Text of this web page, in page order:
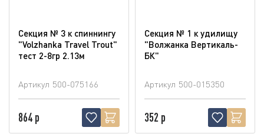
Секция № 3 к спиннингу
"Volzhanka Travel Trout"
тест 2-8гр 2.13м
Артикул 500-075166
864 р
Секция № 1 к удилищу
"Волжанка Вертикаль-
БК"
Артикул 500-015350
352 р